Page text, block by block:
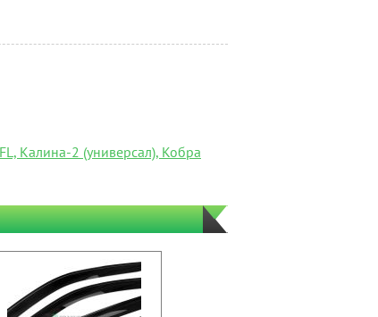
Калина-2 (универсал), Кобра